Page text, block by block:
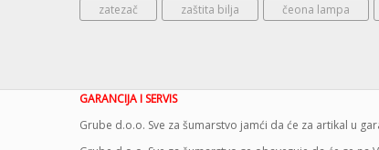
zatezač
zaštita bilja čeona lampa
GARANCIJA I SERVIS
Grube d.o.o. Sve za šumarstvo jamći da će za artikal u